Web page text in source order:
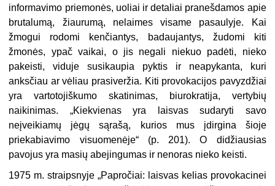
informavimo priemonės, uoliai ir detaliai pranešdamos apie
brutalumą, žiaurumą, nelaimes visame pasaulyje. Kai
žmogui rodomi kenčiantys, badaujantys, žudomi kiti
žmonės, ypač vaikai, o jis negali niekuo padėti, nieko
pakeisti, viduje susikaupia pyktis ir neapykanta, kuri
anksčiau ar vėliau prasiveržia. Kiti provokacijos pavyzdžiai
yra vartotojiškumo skatinimas, biurokratija, vertybių
naikinimas. „Kiekvienas yra laisvas sudaryti savo
neįveikiamų jėgų sąrašą, kurios mus įdirgina šioje
priekabiavimo visuomenėje“ (p. 201). O didžiausias
pavojus yra masių abejingumas ir nenoras nieko keisti.
1975 m. straipsnyje „Papročiai: laisvas kelias provokacinei